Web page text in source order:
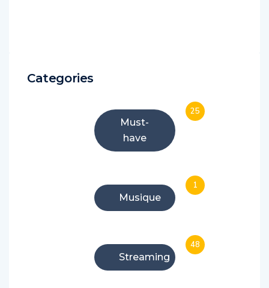
Categories
Must-
have
25
Musique
1
Streaming
48